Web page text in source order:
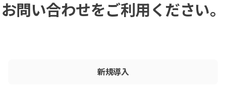
お問い合わせをご利⽤ください。
新規導⼊